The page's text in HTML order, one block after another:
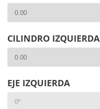
CILINDRO IZQUIERDA
EJE IZQUIERDA